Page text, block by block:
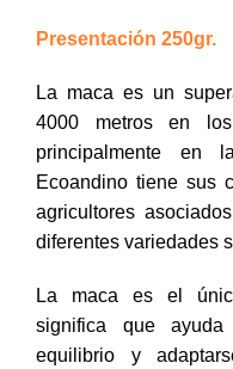
Presentación 250gr.
La maca es un
4000 metros en
principalmente en
Ecoandino tiene sus
agricultores
diferentes variedades
La maca es el
significa que
equilibrio y